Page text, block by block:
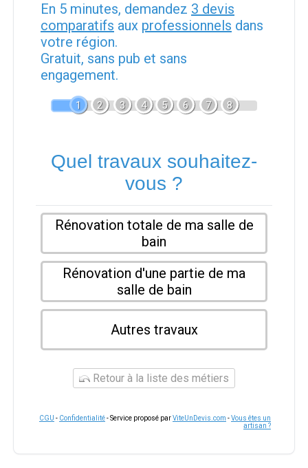
En 5 minutes, demandez 3 devis
comparatifs aux professionnels dans
votre région.
Gratuit, sans pub et sans
engagement.
1 2 3 4 5 6 7 8
Quel travaux souhaitez-
vous ?
Rénovation totale de ma salle de
bain
Rénovation d'une partie de ma
salle de bain
Autres travaux
Retour à la liste des métiers
CGU - Confidentialité- Service proposé parViteUnDevis.com -Vous êtes un
artisan ?